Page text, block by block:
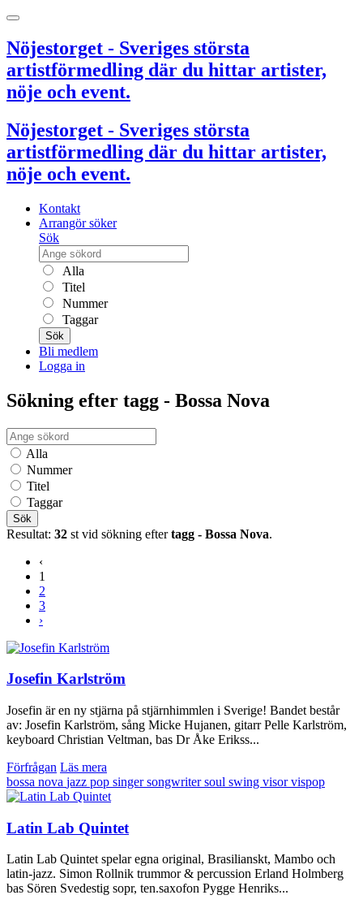
Nöjestorget - Sveriges största
artistförmedling där du hittar artister,
nöje och event.
Nöjestorget - Sveriges största
artistförmedling där du hittar artister,
nöje och event.
Kontakt
Arrangör söker
Sök
Alla
Titel
Nummer
Taggar
Sök
Bli medlem
Logga in
Sökning efter tagg - Bossa Nova
Alla
Nummer
Titel
Taggar
Sök
Resultat: 32 st vid sökning eftertagg - Bossa Nova.
‹
1
2
3
›
Josefin Karlström
Josefin är en ny stjärna på stjärnhimmlen i Sverige! Bandet består
av: Josefin Karlström, sång Micke Hujanen, gitarr Pelle Karlström,
keyboard Christian Veltman, bas Dr Åke Erikss...
Förfrågan Läs mera
bossa nova jazz pop singer songwritersoul swing visorvispop
Latin Lab Quintet
Latin Lab Quintet spelar egna original, Brasilianskt, Mambo och
latin-jazz. Simon Rollnik trummor & percussion Erland Holmberg
bas Sören Svedestig sopr, ten.saxofon Pygge Henriks...